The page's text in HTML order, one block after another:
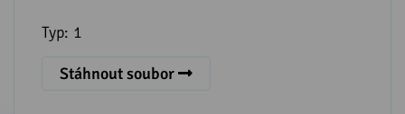
Typ: 1
Stáhnout soubor